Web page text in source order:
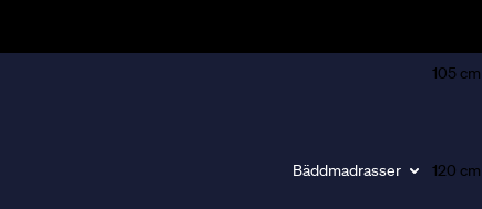
Bäddmadrasser
105 cm
120 cm